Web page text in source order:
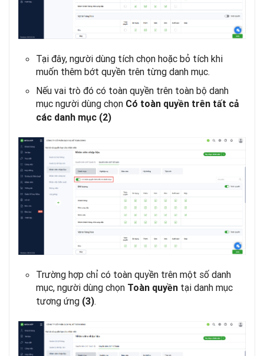
Tại đây, người dùng tích chọn hoặc bỏ tích khi
muốn thêm bớt quyền trên từng danh mục.
Nếu vai trò đó có toàn quyền trên toàn bộ danh
mục người dùng chọn Có toàn quyền trên tất cả
các danh mục (2)
Trường hợp chỉ có toàn quyền trên một số danh
mục, người dùng chọn Toàn quyền tại danh mục
tương ứng (3).